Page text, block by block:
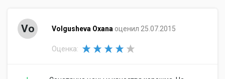
Vo Volgusheva Oxana оценил 25.07.2015
Оценка: